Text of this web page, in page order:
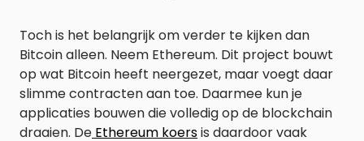
Toch is het belangrijk om verder te kijken dan
Bitcoin alleen. Neem Ethereum. Dit project bouwt
op wat Bitcoin heeft neergezet, maar voegt daar
slimme contracten aan toe. Daarmee kun je
applicaties bouwen die volledig op de blockchain
draaien. De Ethereum koersis daardoor vaak